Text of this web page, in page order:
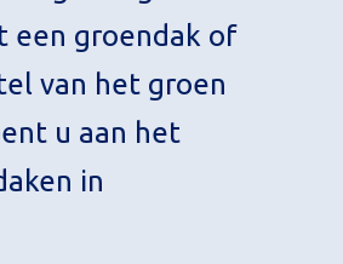
een groendak of
van het groen
u aan het
in